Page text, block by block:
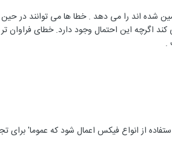
شده اند را می دهد . خطا ها می توانند در
اگرچه این احتمال وجود دارد. خطای فراوان تر
.